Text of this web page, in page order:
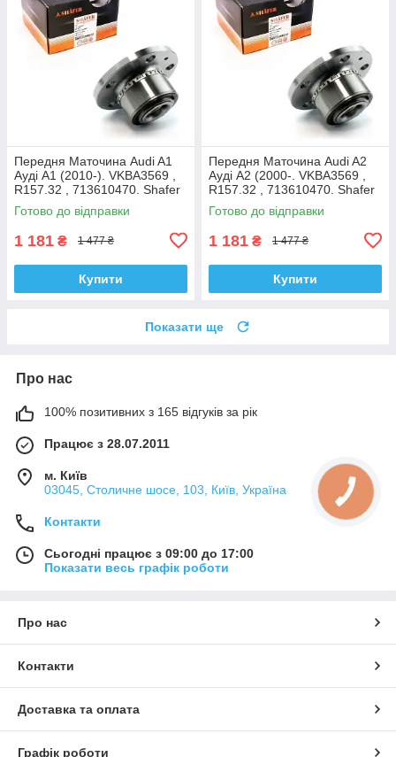
Передня Маточина Audi A1
Ауді А1 (2010-). VKBA3569 ,
R157.32 , 713610470. Shafer
Австрія
Готово до відправки
1 181 ₴ 1 477 ₴
Купити
Передня Маточина Audi A2
Ауді А2 (2000-. VKBA3569 ,
R157.32 , 713610470. Shafer
Австрія
Готово до відправки
1 181 ₴ 1 477 ₴
Купити
Показати ще
Про нас
100% позитивних з 165 відгуків за рік
Працює з 28.07.2011
м. Київ
03045, Столичне шосе, 103, Київ, Україна
Контакти
Сьогодні працює з 09:00 до 17:00
Показати весь графік роботи
Про нас
Контакти
Доставка та оплата
Графік роботи
КНОПКА
ЗВ'ЯЗКУ